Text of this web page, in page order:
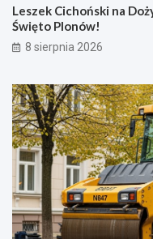
Leszek Cichoński na
Święto Plonów!
8 sierpnia 2026